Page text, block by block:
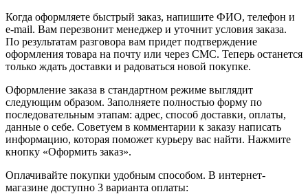
Когда оформляете быстрый заказ, напишите ФИО, телефон и
e-mail. Вам перезвонит менеджер и уточнит условия заказа.
По результатам разговора вам придет подтверждение
оформления товара на почту или через СМС. Теперь останется
только ждать доставки и радоваться новой покупке.
Оформление заказа в стандартном режиме выглядит
следующим образом. Заполняете полностью форму по
последовательным этапам: адрес, способ доставки, оплаты,
данные о себе. Советуем в комментарии к заказу написать
информацию, которая поможет курьеру вас найти. Нажмите
кнопку «Оформить заказ».
Оплачивайте покупки удобным способом. В интернет-
магазине доступно 3 варианта оплаты: